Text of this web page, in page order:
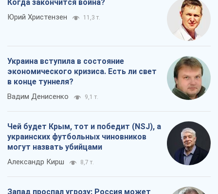
Когда закончится война?
Юрий Христензен 11,3 т.
Украина вступила в состояние
экономического кризиса. Есть ли свет
в конце туннеля?
Вадим Денисенко 9,1 т.
Чей будет Крым, тот и победит (NSJ), а
украинских футбольных чиновников
могут назвать убийцами
Александр Кирш 8,7 т.
Запад проспал угрозу: Россия может